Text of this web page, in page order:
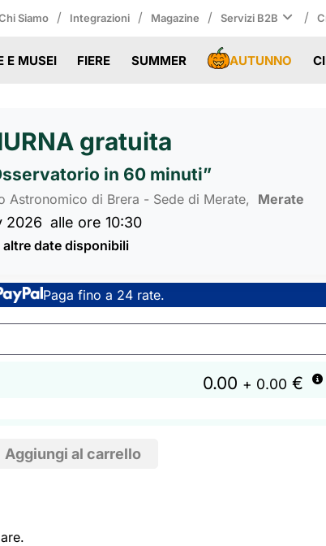
Siamo / Integrazioni / Magazine / Servizi B2B /
E MUSEI FIERE SUMMER AUTUNNO
gratuita
in 60 minuti”
Astronomico di Brera - Sede di Merate, Merate
2026 alle ore 10:30
altre date disponibili
Paga fino a 24 rate.
0.00 + 0.00 €